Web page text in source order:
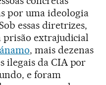
por uma ideologia
essas diretrizes,
prisão extrajudicial
, mais dezenas
ilegais da CIA por
e foram